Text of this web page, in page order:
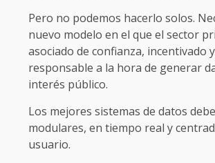
Pero no podemos hacerlo solos.
nuevo modelo en el que el sector
asociado de confianza, incentivado y
responsable a la hora de generar
interés público.
Los mejores sistemas de datos
modulares, en tiempo real y
usuario.